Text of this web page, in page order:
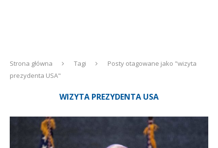
Strona główna Tagi
Posty otagowane jako "wizyta
prezydenta USA"
WIZYTA PREZYDENTA USA